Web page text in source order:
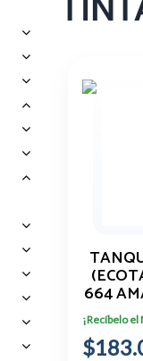
664
¡Recíbelo